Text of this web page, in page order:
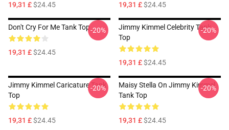
19,31 £$24.45 19,31 £$24.45
Don't Cry For Me Tank Top
19,31 £$24.45
-20%
Jimmy Kimmel Celebrity Tank
Top
19,31 £$24.45
-20%
Jimmy Kimmel Caricature Tank
Top
19,31 £$24.45
-20%
Maisy Stella On Jimmy Kimmel
Tank Top
19,31 £$24.45
-20%